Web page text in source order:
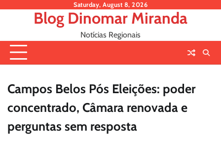
Saturday, August 8, 2026
Blog Dinomar Miranda
Notícias Regionais
Campos Belos Pós Eleições: poder
concentrado, Câmara renovada e
perguntas sem resposta